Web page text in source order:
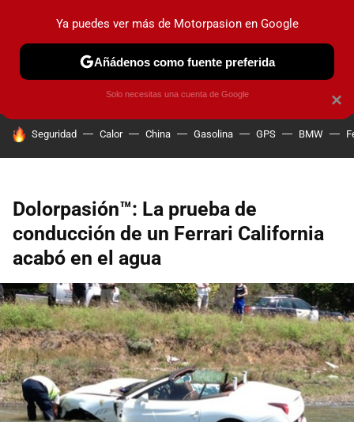
PRUEBAS COCHES ELÉCTRICOS OBSERVATORIO
HOY SE HABLA DE
Seguridad Calor China Gasolina GPS BMW
Dolorpasión™: La prueba de
conducción de un Ferrari California
acabó en el agua
×
Ya puedes ver más de Motorpasion en Google
Añádenos como fuente preferida
Solo necesitas una cuenta de Google